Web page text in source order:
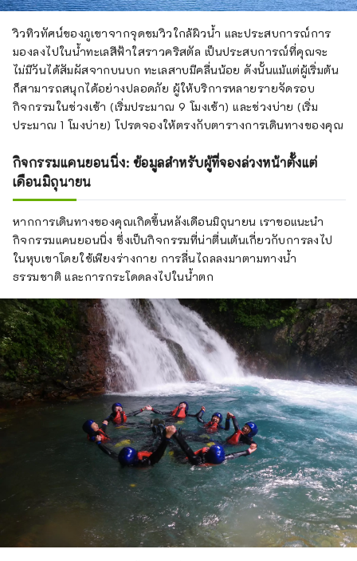
วิวทิวทัศน์ของภูเขาจากจุดชมวิวใกล้ผิวน้ำ และประสบการณ์การ
มองลงไปในน้ำทะเลสีฟ้าใสราวคริสตัล เป็นประสบการณ์ที่คุณจะ
ไม่มีวันได้สัมผัสจากบนบก ทะเลสาบมีคลื่นน้อย ดังนั้นแม้แต่ผู้เริ่มต้น
ก็สามารถสนุกได้อย่างปลอดภัย ผู้ให้บริการหลายรายจัดรอบ
กิจกรรมในช่วงเช้า (เริ่มประมาณ 9 โมงเช้า) และช่วงบ่าย (เริ่ม
ประมาณ 1 โมงบ่าย) โปรดจองให้ตรงกับตารางการเดินทางของคุณ
กิจกรรมแคนยอนนิ่ง: ข้อมูลสำหรับผู้ที่จองล่วงหน้าตั้งแต่
เดือนมิถุนายน
หากการเดินทางของคุณเกิดขึ้นหลังเดือนมิถุนายน เราขอแนะนำ
กิจกรรมแคนยอนนิ่ง ซึ่งเป็นกิจกรรมที่น่าตื่นเต้นเกี่ยวกับการลงไป
ในหุบเขาโดยใช้เพียงร่างกาย การลื่นไถลลงมาตามทางน้ำ
ธรรมชาติ และการกระโดดลงไปในน้ำตก